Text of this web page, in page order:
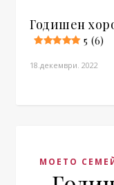
Годишен
5 (6)
18.декември. 2022
МОЕТО